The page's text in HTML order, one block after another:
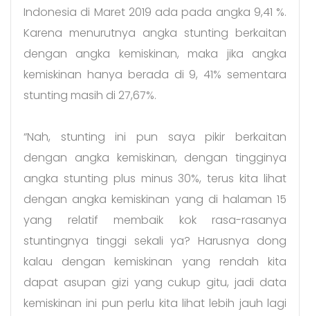
Indonesia di Maret 2019 ada pada angka 9,41 %.
Karena menurutnya angka stunting berkaitan
dengan angka kemiskinan, maka jika angka
kemiskinan hanya berada di 9, 41% sementara
stunting masih di 27,67%.
“Nah, stunting ini pun saya pikir berkaitan
dengan angka kemiskinan, dengan tingginya
angka stunting plus minus 30%, terus kita lihat
dengan angka kemiskinan yang di halaman 15
yang relatif membaik kok rasa-rasanya
stuntingnya tinggi sekali ya? Harusnya dong
kalau dengan kemiskinan yang rendah kita
dapat asupan gizi yang cukup gitu, jadi data
kemiskinan ini pun perlu kita lihat lebih jauh lagi